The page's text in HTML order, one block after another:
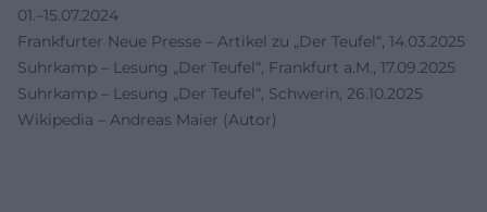
01.–15.07.2024
Frankfurter Neue Presse – Artikel zu „Der Teufel“, 14.03.2025
Suhrkamp – Lesung „Der Teufel“, Frankfurt a.M., 17.09.2025
Suhrkamp – Lesung „Der Teufel“, Schwerin, 26.10.2025
Wikipedia – Andreas Maier (Autor)